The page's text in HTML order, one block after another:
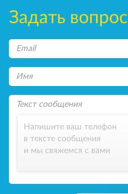
Задать вопрос
Напишите ваш телефон
в тексте сообщения
и мы свяжемся с вами